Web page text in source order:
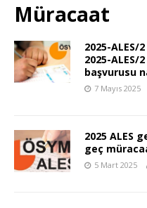
Müracaat
2025-ALES/
2025-ALES/
başvurusu
7 Mayıs 2025
2025 ALES
geç
5 Mart 2025